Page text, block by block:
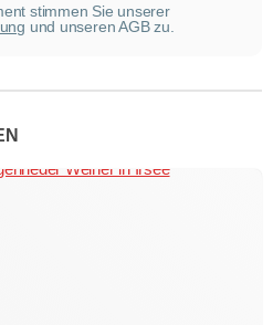
stimmen Sie unserer
und unseren AGB zu.